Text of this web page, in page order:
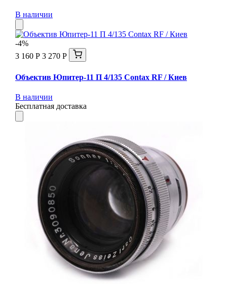
В наличии
-4%
3 160 Р 3 270 Р
Объектив Юпитер-11 П 4/135 Contax RF / Киев
В наличии
Бесплатная доставка